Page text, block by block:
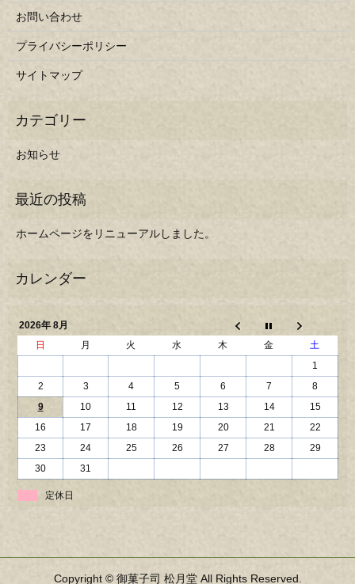
お問い合わせ
プライバシーポリシー
サイトマップ
お知らせ
ホームページをリニューアルしました。
2026年 8月
日
月 火 水 木 金
土
1
2
3 4 5 6 7
8
9
10 11 12 13 14
15
16
17 18 19 20 21
22
23
24 25 26 27 28
29
30
31
定休日
Copyright © 御菓子司 松月堂 All Rights Reserved.